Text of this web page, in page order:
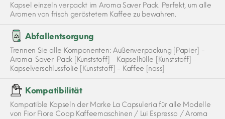
Kapsel einzeln verpackt im Aroma Saver Pack. Perfekt, um alle
Aromen von frisch geröstetem Kaffee zu bewahren.
Abfallentsorgung
Trennen Sie alle Komponenten: Außenverpackung [Papier] -
Aroma-Saver-Pack [Kunststoff] - Kapselhülle [Kunststoff] -
Kapselverschlussfolie [Kunststoff] - Kaffee [nass]
Kompatibilität
Kompatible Kapseln der Marke La Capsuleria für alle Modelle
von Fior Fiore Coop Kaffeemaschinen / Lui Espresso / Aroma